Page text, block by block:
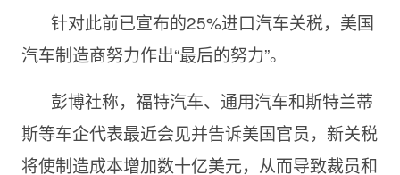
针对此前已宣布的25%进口汽车关税，美国
汽车制造商努力作出“最后的努力”。
彭博社称，福特汽车、通用汽车和斯特兰蒂
斯等车企代表最近会见并告诉美国官员，新关税
将使制造成本增加数十亿美元，从而导致裁员和